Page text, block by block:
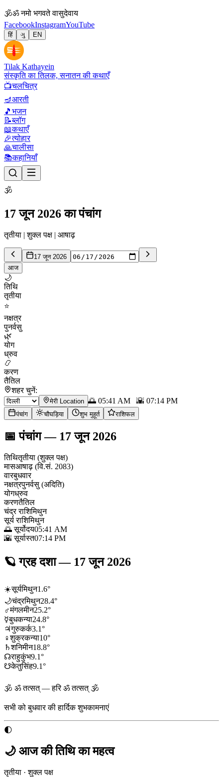
🕉ॐ नमो भगवते वासुदेवाय
FacebookInstagramYouTube
हिं ગુ EN
Tilak Kathayein
संस्कृति का तिलक, सनातन की कथाएँ
📺चलचित्र
🪔आरती
🎵 भजन
📝ब्लॉग
📖कथाएँ
🎉त्योहार
🙏चालीसा
📚कहानियाँ
🕉
17 जून 2026 का पंचांग
तृतीया | शुक्ल पक्ष | आषाढ़
17 जून 2026
आज
🌙
तिथि
तृतीया
⭐
नक्षत्र
पुनर्वसु
🌿
योग
ध्रुव
📿
करण
तैतिल
शहर चुनें:
मेरी Location 🌅 05:41 AM 🌇 07:14 PM
पंचांग चौघड़िया शुभ मुहूर्त राशिफल
📅पंचांग— 17 जून 2026
तिथितृतीया (शुक्ल पक्ष)
मासआषाढ़ (वि.सं. 2083)
वारबुधवार
नक्षत्रपुनर्वसु (अदिति)
योगध्रुव
करणतैतिल
चंद्र राशिमिथुन
सूर्य राशिमिथुन
🌅 सूर्योदय05:41 AM
🌇 सूर्यास्त07:14 PM
🪐ग्रह दशा— 17 जून 2026
☀️सूर्यमिथुन1.6°
🌙चंद्रमिथुन28.4°
♂मंगलमीन25.2°
☿बुधकन्या24.8°
♃गुरुकर्क3.1°
♀शुक्रकन्या10°
♄शनिमीन18.8°
☊राहुकुंभ9.1°
☋केतुसिंह9.1°
🕉 ॐ तत्सत् — हरि ॐ तत्सत् 🕉
सभी को बुधवार की हार्दिक शुभकामनाएं
🌓
🌙 आज की तिथि का महत्व
तृतीया ·शुक्ल पक्ष